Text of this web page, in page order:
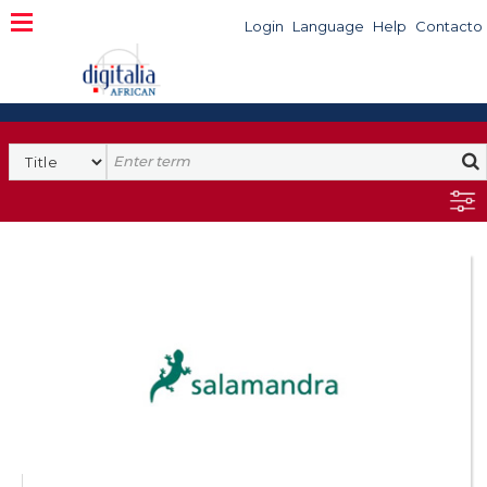
Login Language Help Contacto